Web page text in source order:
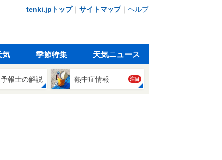
tenki.jpトップ｜ サイトマップ｜ ヘルプ
気 季節特集 天気ニュース
報士の解説 熱中症情報 注目